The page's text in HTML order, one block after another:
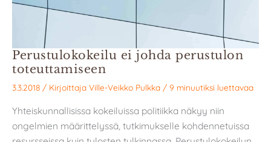
Perustulokokeilu ei johda perustulon
toteuttamiseen
3.3.2018 / Kirjoittaja Ville-Veikko Pulkka / 9 minuutiksi luettavaa
Yhteiskunnallisissa kokeiluissa politiikka näkyy niin
ongelmien määrittelyssä, tutkimukselle kohdennetuissa